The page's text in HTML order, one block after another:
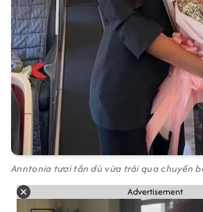
Anntonia tươi tắn dù vừa trải qua chuyến
Advertisement